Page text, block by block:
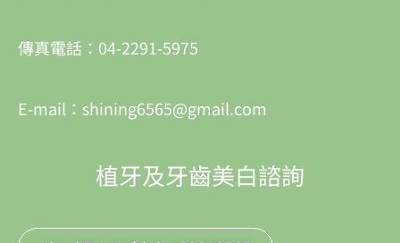
傳真電話：04-2291-5975
E-mail：shining6565@gmail.com
植牙及牙齒美白諮詢